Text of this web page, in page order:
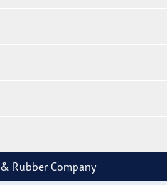
Rubber Company